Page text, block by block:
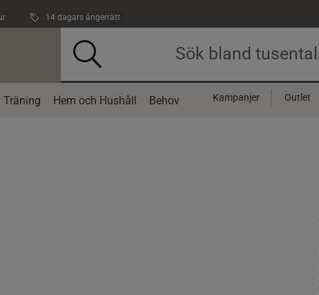
14 dagars ångerrätt
Träning Hem och Hushåll Behov Kampanjer Outlet